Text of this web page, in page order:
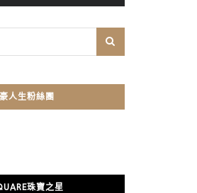
人生粉絲團
珠寶之星